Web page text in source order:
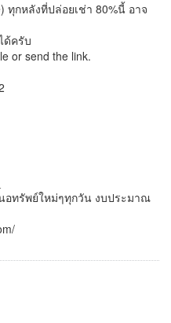
ทุกหลังที่ปล่อยเช่า 80%นี้ อาจ
ด้ครับ
or send the link.
อทรัพย์ใหม่ๆทุกวัน งบประมาณ